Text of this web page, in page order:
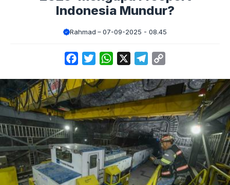
Indonesia Mundur?
Rahmad 07-09-2025 - 08.45
FacebookTwitterWhatsApp Telegram